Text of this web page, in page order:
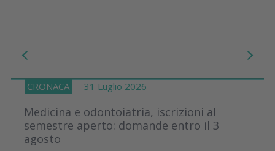
CRONACA 31 Luglio 2026
Medicina e odontoiatria, iscrizioni al
semestre aperto: domande entro il 3
agosto